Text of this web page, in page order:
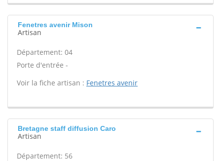
Fenetres avenir Mison
Artisan
Département: 04
Porte d'entrée -
Voir la fiche artisan : Fenetres avenir
Bretagne staff diffusion Caro
Artisan
Département: 56